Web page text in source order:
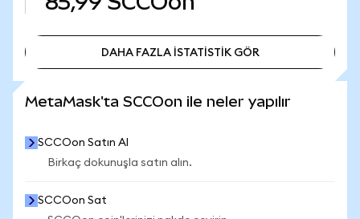
DAHA FAZLA İSTATİSTİK GÖR
MetaMask'ta SCCOon ile neler yapılır
SCCOon Satın Al
Birkaç dokunuşla satın alın.
SCCOon Sat